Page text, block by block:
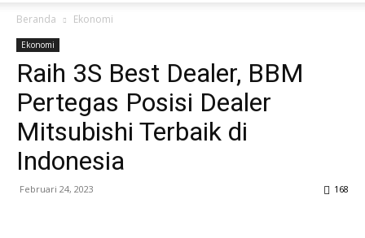
Beranda Ekonomi
Ekonomi
Raih 3S Best Dealer, BBM
Pertegas Posisi Dealer
Mitsubishi Terbaik di
Indonesia
Februari 24, 2023 168